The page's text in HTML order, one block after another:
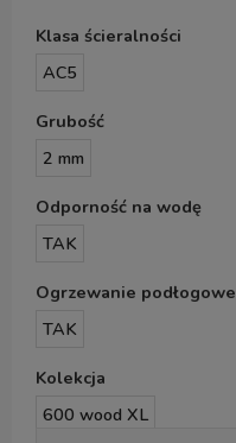
Klasa ścieralności
AC5
Grubość
2 mm
Odporność na wodę
TAK
Ogrzewanie podłogowe
TAK
Kolekcja
600 wood XL